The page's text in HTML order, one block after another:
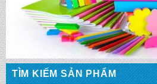
TÌM KIẾM SẢN PHẨM
CẶP HỌC SINH MS:
CẶP HỌC SINH MS: